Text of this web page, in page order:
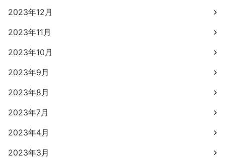
2023年12月
2023年11月
2023年10月
2023年9月
2023年8月
2023年7月
2023年4月
2023年3月